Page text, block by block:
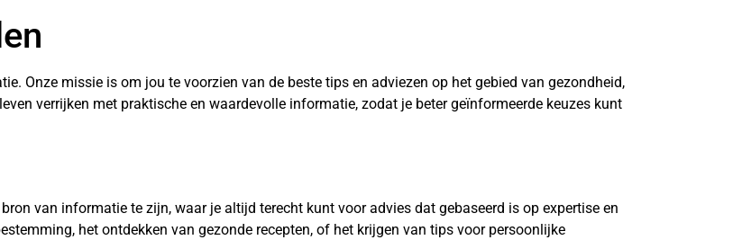
Onze missie is om jou te voorzien van de beste tips en adviezen op het gebied van gezondheid,
verrijken met praktische en waardevolle informatie, zodat je beter geïnformeerde keuzes kunt
van informatie te zijn, waar je altijd terecht kunt voor advies dat gebaseerd is op expertise en
het ontdekken van gezonde recepten, of het krijgen van tips voor persoonlijke